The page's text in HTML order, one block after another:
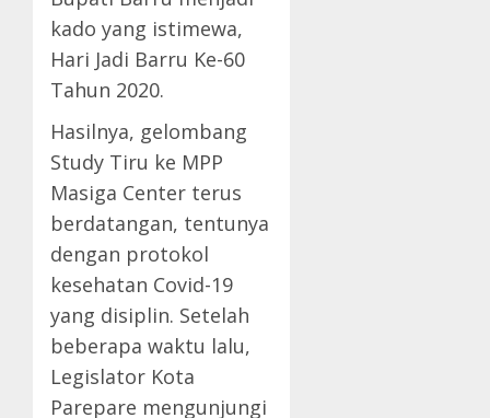
kado yang istimewa,
Hari Jadi Barru Ke-60
Tahun 2020.
Hasilnya, gelombang
Study Tiru ke MPP
Masiga Center terus
berdatangan, tentunya
dengan protokol
kesehatan Covid-19
yang disiplin. Setelah
beberapa waktu lalu,
Legislator Kota
Parepare mengunjungi